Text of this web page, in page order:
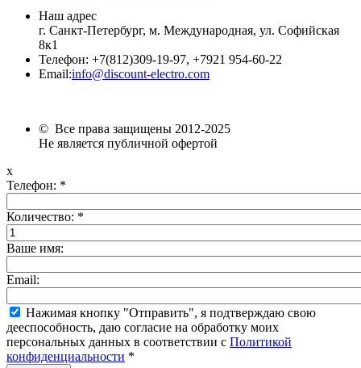
Наш адрес
г. Санкт-Петербург, м. Международная, ул. Софийская
8к1
Телефон: +7(812)309-19-97, +7921 954-60-22
Email:info@discount-electro.com
© Все права защищены 2012-2025
Не является публичной офертой
x
Телефон: *
Количество: *
Ваше имя:
Email:
Нажимая кнопку "Отправить", я подтверждаю свою
дееспособность, даю согласие на обработку моих
персональных данных в соответствии с Политикой
конфиденциальности *